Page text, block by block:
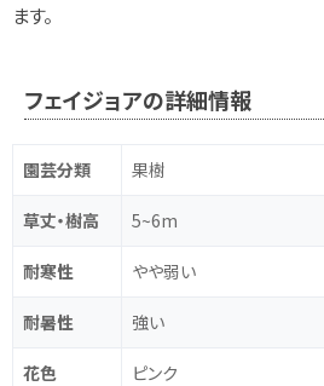
ます。
フェイジョアの詳細情報
園芸分類 果樹
草丈・樹高 5~6m
耐寒性 やや弱い
耐暑性 強い
花色 ピンク